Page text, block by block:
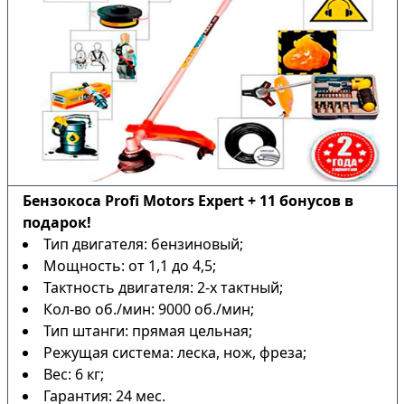
Бензокоса Profi Motors Expert + 11 бонусов в
подарок!
Тип двигателя: бензиновый;
Мощность: от 1,1 до 4,5;
Тактность двигателя: 2-х тактный;
Кол-во об./мин: 9000 об./мин;
Тип штанги: прямая цельная;
Режущая система: леска, нож, фреза;
Вес: 6 кг;
Гарантия: 24 мес.